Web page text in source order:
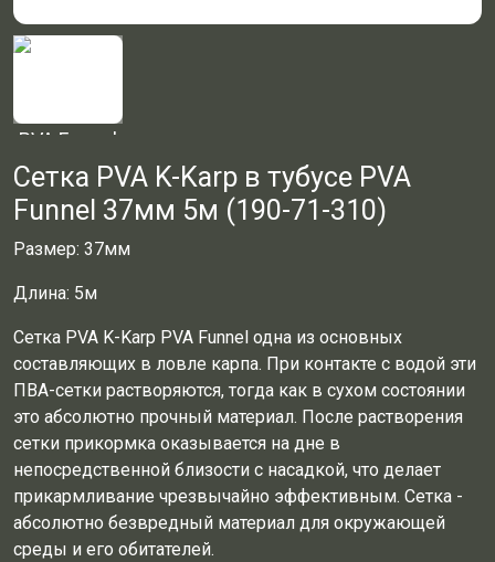
Сетка PVA K-Karp в тубусе PVA
Funnel 37мм 5м (190-71-310)
Размер: 37мм
Длина: 5м
Сетка PVA K-Karp PVA Funnel одна из основных
составляющих в ловле карпа. При контакте с водой эти
ПВА-сетки растворяются, тогда как в сухом состоянии
это абсолютно прочный материал. После растворения
сетки прикормка оказывается на дне в
непосредственной близости с насадкой, что делает
прикармливание чрезвычайно эффективным. Сетка -
абсолютно безвредный материал для окружающей
среды и его обитателей.